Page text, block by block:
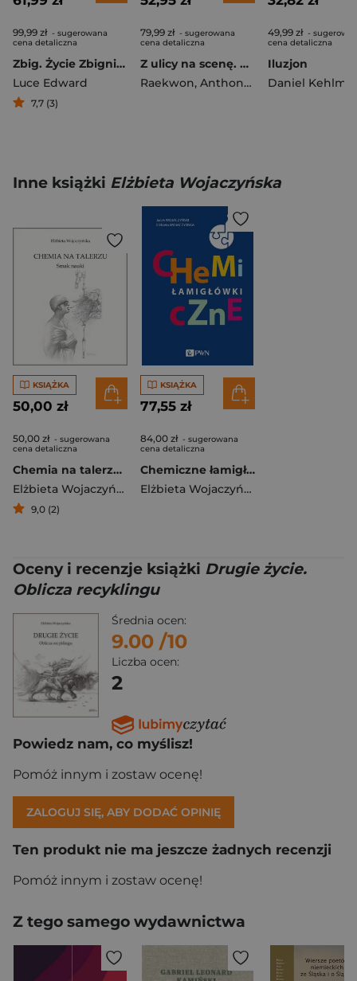
99,99 zł - sugerowana
cena detaliczna
Zbig. Życie Zbigniewa Brzezińskiego proroka czasów zimnej wojny
Luce Edward
7,7 (3)
79,99 zł - sugerowana
cena detaliczna
Z ulicy na scenę. Moje życie i Wu-Tang Clan
Raekwon, Anthony Bozza
49,99 zł -
cena detaliczna
Iluzjon
Daniel
Inne książki Elżbieta Wojaczyńska
KSIĄŻKA
50,00 zł
50,00 zł - sugerowana
cena detaliczna
Chemia na talerzu. Smak nauki
Elżbieta Wojaczyńska
9,0 (2)
KSIĄŻKA
77,55 zł
84,00 zł - sugerowana
cena detaliczna
Chemiczne łamigłówki
Elżbieta Wojaczyńska
Oceny i recenzje książki Drugie życie.
Oblicza recyklingu
Średnia ocen:
9.00 /10
Liczba ocen:
2
Powiedz nam, co myślisz!
Pomóż innym i zostaw ocenę!
ZALOGUJ SIĘ, ABY DODAĆ OPINIĘ
Ten produkt nie ma jeszcze żadnych recenzji
Pomóż innym i zostaw ocenę!
Z tego samego wydawnictwa